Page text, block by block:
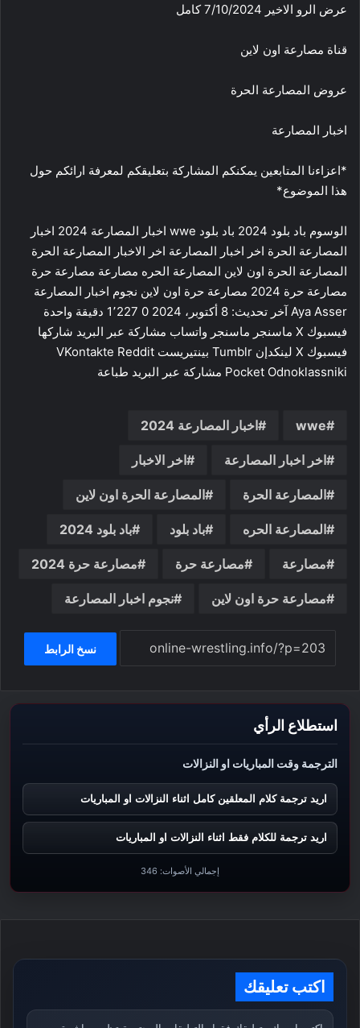
عرض الرو الاخير 7/10/2024 كامل
قناة مصارعة اون لاين
عروض المصارعة الحرة
اخبار المصارعة
*اعزاءنا المتابعين يمكنكم المشاركة بتعليقكم لمعرفة ارائكم حول
هذا الموضوع*
الوسوم باد بلود 2024 باد بلود wwe اخبار المصارعة 2024 اخبار
المصارعة الحرة اخر اخبار المصارعة اخر الاخبار المصارعة الحرة
المصارعة الحرة اون لاين المصارعة الحره مصارعة مصارعة حرة
مصارعة حرة 2024 مصارعة حرة اون لاين نجوم اخبار المصارعة
Aya Asser آخر تحديث: 8 أكتوبر، 2024 0 1٬227 دقيقة واحدة
فيسبوك ‫X ماسنجر ماسنجر واتساب مشاركة عبر البريد شاركها
فيسبوك ‫X لينكدإن ‏Tumblr بينتيريست ‏Reddit ‏VKontakte
Odnoklassniki ‫Pocket مشاركة عبر البريد طباعة
wwe اخبار المصارعة 2024
اخر اخبار المصارعة اخر الاخبار
المصارعة الحرة المصارعة الحرة اون لاين
المصارعة الحره باد بلود باد بلود 2024
مصارعة مصارعة حرة مصارعة حرة 2024
مصارعة حرة اون لاين نجوم اخبار المصارعة
نسخ الرابط
استطلاع الرأي
الترجمة وقت المباريات او النزالات
اريد ترجمة كلام المعلقين كامل اثناء النزالات او المباريات
اريد ترجمة للكلام فقط اثناء النزالات او المباريات
إجمالي الأصوات: 346
اكتب تعليقك